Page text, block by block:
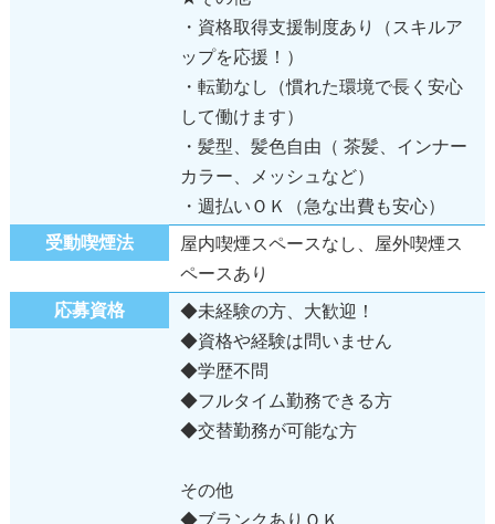
・資格取得支援制度あり（スキルア
ップを応援！）
・転勤なし（慣れた環境で長く安心
して働けます）
・髪型、髪色自由（ 茶髪、インナー
カラー、メッシュなど）
・週払いＯＫ（急な出費も安心）
受動喫煙法
屋内喫煙スペースなし、屋外喫煙ス
ペースあり
応募資格
◆未経験の方、大歓迎！
◆資格や経験は問いません
◆学歴不問
◆フルタイム勤務できる方
◆交替勤務が可能な方
その他
◆ブランクありＯＫ